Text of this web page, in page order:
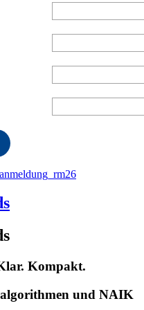
Kompakt.
und NAIK